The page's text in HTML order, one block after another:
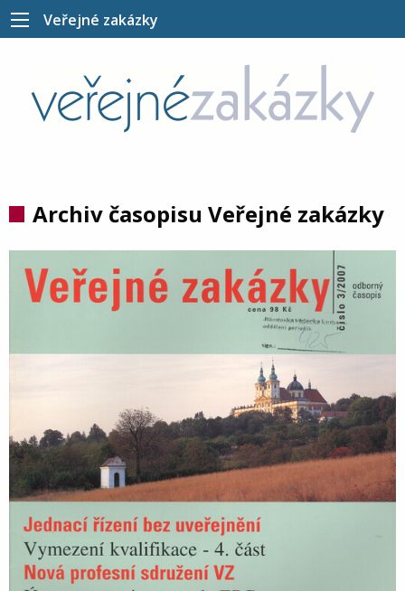
Veřejné zakázky
Archiv časopisu Veřejné zakázky